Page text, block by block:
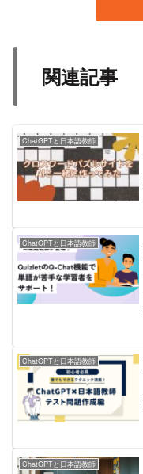
関連記事
ChatGPTと日本語教師
ChatGPTと日本語教師
ChatGPTと日本語教師
ChatGPTと日本語教師